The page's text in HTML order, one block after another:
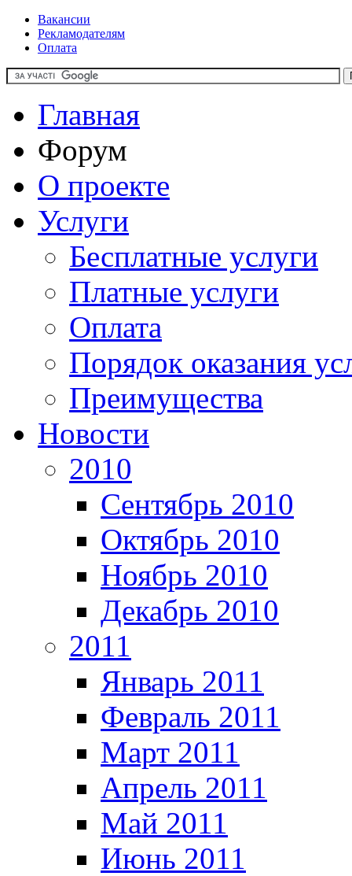
Вакансии
Рекламодателям
Оплата
Главная
Форум
О проекте
Услуги
Бесплатные услуги
Платные услуги
Оплата
Порядок оказания
Преимущества
Новости
2010
Сентябрь 2010
Октябрь 2010
Ноябрь 2010
Декабрь 2010
2011
Январь 2011
Февраль 2011
Март 2011
Апрель 2011
Май 2011
Июнь 2011